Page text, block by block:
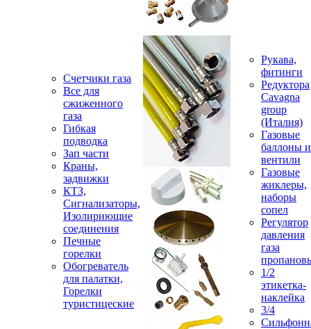
Счетчики газа
Все для
сжиженного
газа
Гибкая
подводка
Зап части
Краны,
задвижки
КТЗ,
Сигнализаторы,
Изолириющие
соединения
Печные
горелки
Обогреватель
для палатки,
Горелки
туристицеские
Рукава,
фитинги
Редуктора
Cavagna
group
(Италия)
Газовые
баллоны и
вентили
Газовые
жиклеры,
наборы
сопел
Регулятор
давления
газа
1/2
этикетка-
наклейка
3/4